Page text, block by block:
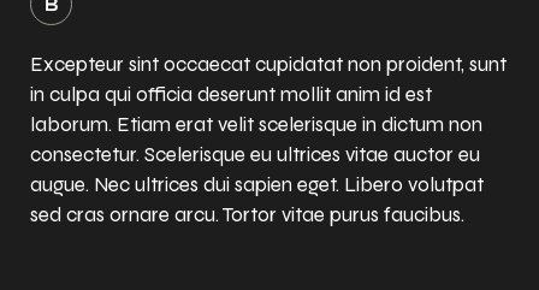
Excepteur sint occaecat cupidatat non proident, sunt
in culpa qui officia deserunt mollit anim id est
laborum. Etiam erat velit scelerisque in dictum non
consectetur. Scelerisque eu ultrices vitae auctor eu
augue. Nec ultrices dui sapien eget. Libero volutpat
sed cras ornare arcu. Tortor vitae purus faucibus.